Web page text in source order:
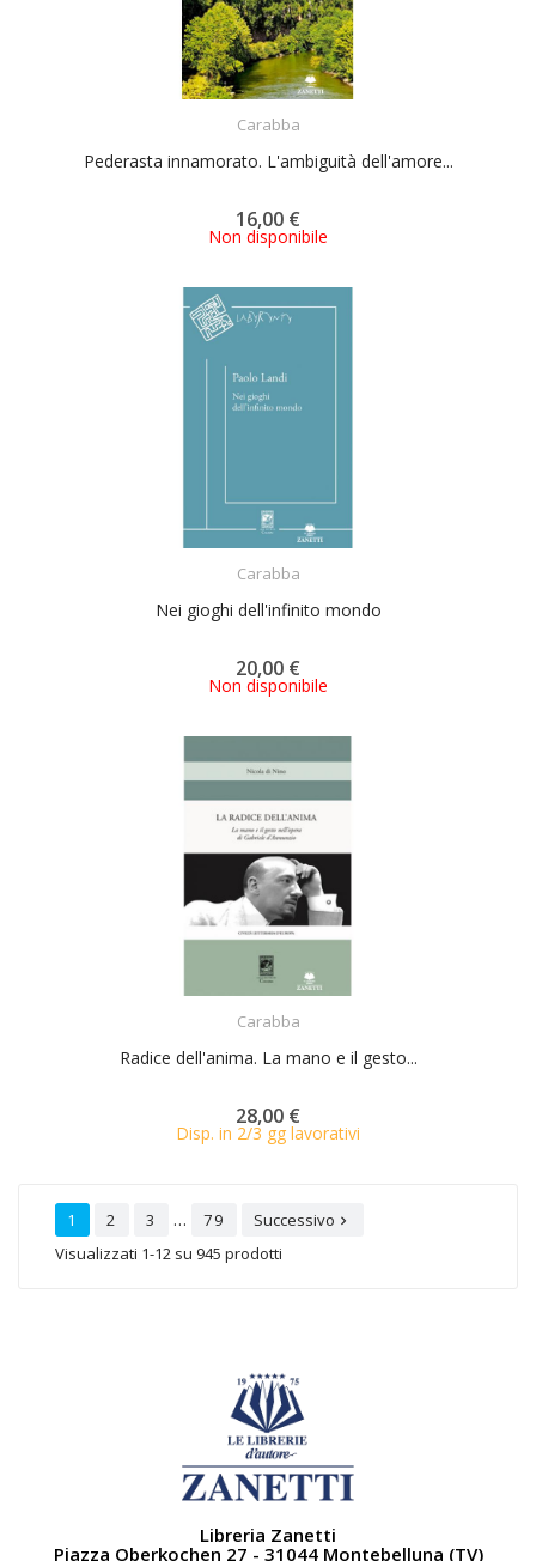
Carabba
Pederasta innamorato. L'ambiguità dell'amore...
16,00 €
Non disponibile
Carabba
Nei gioghi dell'infinito mondo
20,00 €
Non disponibile
Carabba
Radice dell'anima. La mano e il gesto...
28,00 €
Disp. in 2/3 gg lavorativi
1 2 3 … 79 Successivo 
Visualizzati 1-12 su 945 prodotti
Libreria Zanetti
Piazza Oberkochen 27 - 31044 Montebelluna (TV)